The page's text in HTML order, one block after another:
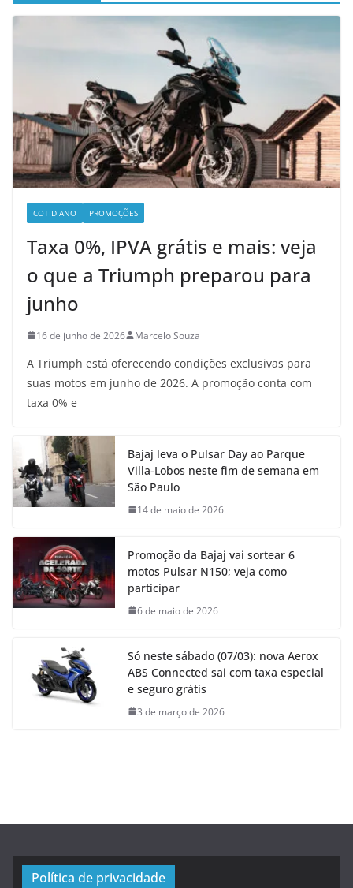
COTIDIANO PROMOÇÕES
Taxa 0%, IPVA grátis e mais: veja
o que a Triumph preparou para
junho
16 de junho de 2026 Marcelo Souza
A Triumph está oferecendo condições exclusivas para
suas motos em junho de 2026. A promoção conta com
taxa 0% e
Bajaj leva o Pulsar Day ao Parque
Villa-Lobos neste fim de semana em
São Paulo
14 de maio de 2026
Promoção da Bajaj vai sortear 6
motos Pulsar N150; veja como
participar
6 de maio de 2026
Só neste sábado (07/03): nova Aerox
ABS Connected sai com taxa especial
e seguro grátis
3 de março de 2026
Política de privacidade